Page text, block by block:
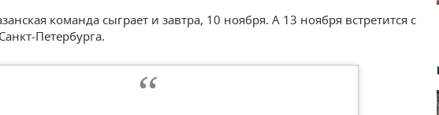
команда сыграет и завтра, 10 ноября. А 13 ноября встретится с
Петербурга.